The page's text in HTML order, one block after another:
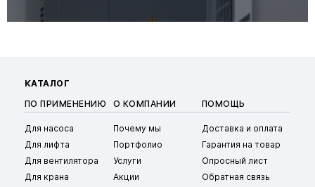
КАТАЛОГ
ПО ПРИМЕНЕНИЮ
Для насоса
Для лифта
Для вентилятора
Для крана
О КОМПАНИИ
Почему мы
Портфолио
Услуги
Акции
ПОМОЩЬ
Доставка и оплата
Гарантия на товар
Опросный лист
Обратная связь